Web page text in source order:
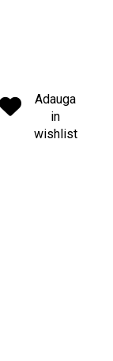
Adauga
in
wishlist